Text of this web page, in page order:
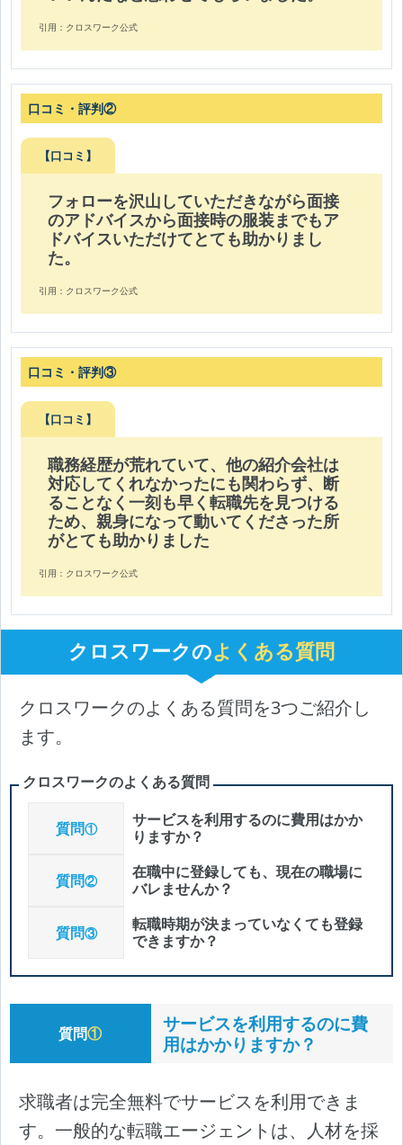
引用：クロスワーク公式
口コミ・評判②
【口コミ】
フォローを沢山していただきながら面接
のアドバイスから面接時の服装までもア
ドバイスいただけてとても助かりまし
た。
引用：クロスワーク公式
口コミ・評判③
【口コミ】
職務経歴が荒れていて、他の紹介会社は
対応してくれなかったにも関わらず、断
ることなく一刻も早く転職先を見つける
ため、親身になって動いてくださった所
がとても助かりました
引用：クロスワーク公式
クロスワークのよくある質問
クロスワークのよくある質問を3つご紹介し
ます。
クロスワークのよくある質問
質問①
サービスを利用するのに費用はかか
りますか？
質問②
在職中に登録しても、現在の職場に
バレませんか？
質問③
転職時期が決まっていなくても登録
できますか？
質問①
サービスを利用するのに費
用はかかりますか？
求職者は完全無料でサービスを利用できま
す。一般的な転職エージェントは、人材を採